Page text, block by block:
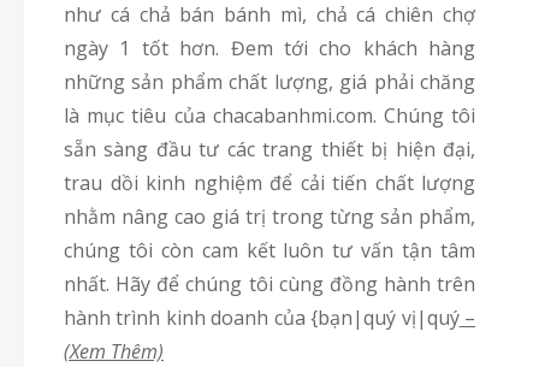
như cá chả bán bánh mì, chả cá chiên chợ
ngày 1 tốt hơn. Đem tới cho khách hàng
những sản phẩm chất lượng, giá phải chăng
là mục tiêu của chacabanhmi.com. Chúng tôi
sẵn sàng đầu tư các trang thiết bị hiện đại,
trau dồi kinh nghiệm để cải tiến chất lượng
nhằm nâng cao giá trị trong từng sản phẩm,
chúng tôi còn cam kết luôn tư vấn tận tâm
nhất. Hãy để chúng tôi cùng đồng hành trên
hành trình kinh doanh của {bạn|quý vị|quý–
(Xem Thêm)